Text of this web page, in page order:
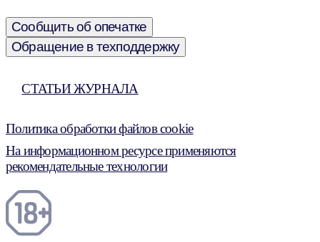
Сообщить об опечатке
Обращение в техподдержку
СТАТЬИ ЖУРНАЛА
Политика обработки файлов cookie
На информационном ресурсе применяются
рекомендательные технологии